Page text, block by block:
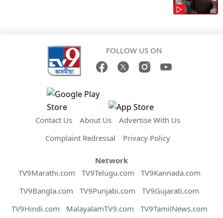
FOLLOW US ON
Contact Us About Us
Advertise With Us
Complaint Redressal
Privacy Policy
Network
TV9Marathi.com
TV9Telugu.com
TV9Kannada.com
TV9Bangla.com
TV9Punjabi.com
TV9Gujarati.com
TV9Hindi.com
MalayalamTV9.com TV9TamilNews.com